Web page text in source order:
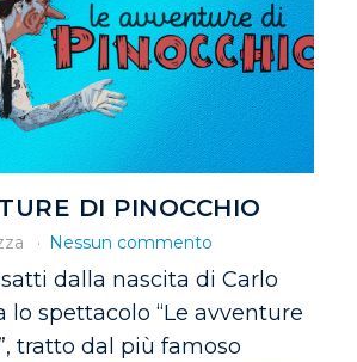
DI PINOCCHIO
Nessun commento
dalla nascita di Carlo
lo spettacolo “Le avventure
tratto dal più famoso